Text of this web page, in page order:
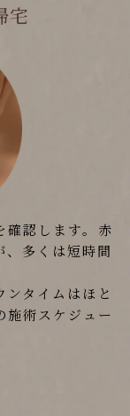
宅
確認します。赤
、多くは短時間
タイムはほと
施術スケジュー